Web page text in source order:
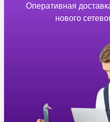
Оперативная
нового